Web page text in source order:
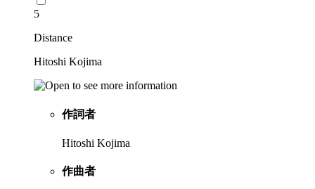
5
Distance
Hitoshi Kojima
作詞者
Hitoshi Kojima
作曲者